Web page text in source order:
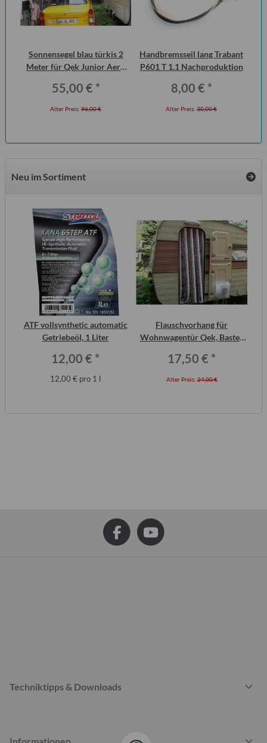
Sonnensegel blau türkis 2
Meter für Qek Junior Aero
55,00 € *
Alter Preis: 96,00 €
Handbremsseil lang Trabant
P601 T 1.1 Nachproduktion
8,00 € *
Alter Preis: 30,00 €
Neu im Sortiment
ATF vollsynthetic automatic
Getriebeöl, 1 Liter
12,00 € *
12,00 € pro 1 l
Flauschvorhang für
Wohnwagentür Qek, Bastei,
17,50 € *
Alter Preis:24,00 €
Techniktipps & Downloads
Informationen